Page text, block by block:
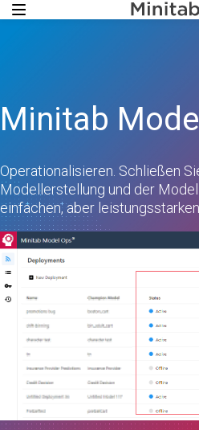
Minitab
Operationalisieren. Schließen
Modellerstellung und der
einfachen, aber